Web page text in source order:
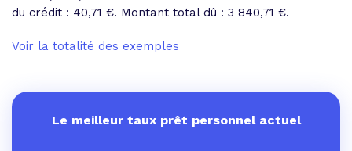
du crédit : 40,71 €. Montant total dû : 3 840,71 €.
Voir la totalité des exemples
Le meilleur taux prêt personnel actuel